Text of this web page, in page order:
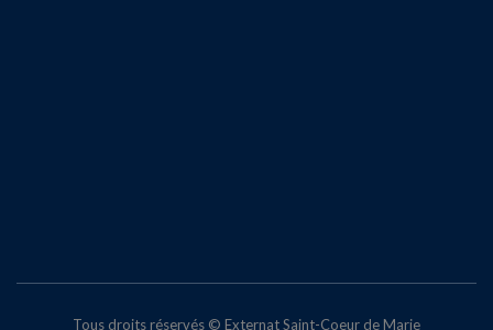
Tous droits réservés © Externat Saint-Coeur de Marie